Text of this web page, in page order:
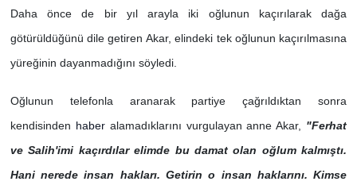
Daha önce de bir yıl arayla iki oğlunun kaçırılarak dağa
götürüldüğünü dile getiren Akar, elindeki tek oğlunun kaçırılmasına
yüreğinin dayanmadığını söyledi.
Oğlunun telefonla aranarak partiye çağrıldıktan sonra
kendisinden haberalamadıklarını vurgulayan anne Akar, "Ferhat
ve Salih'imi kaçırdılar elimde bu damat olan oğlum kalmıştı.
Hani nerede insan hakları. Getirin o insan haklarını. Kimse